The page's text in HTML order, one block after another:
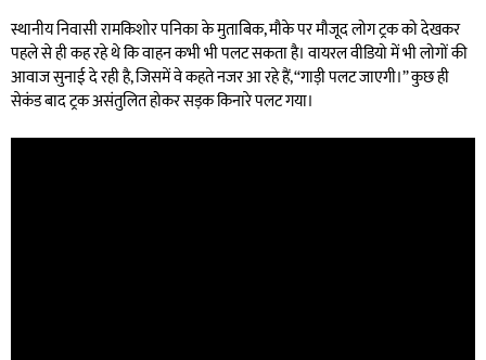
स्थानीय निवासी रामकिशोर पनिका के मुताबिक, मौके पर मौजूद लोग ट्रक को देखकर
पहले से ही कह रहे थे कि वाहन कभी भी पलट सकता है। वायरल वीडियो में भी लोगों की
आवाज सुनाई दे रही है, जिसमें वे कहते नजर आ रहे हैं, “गाड़ी पलट जाएगी।” कुछ ही
सेकंड बाद ट्रक असंतुलित होकर सड़क किनारे पलट गया।